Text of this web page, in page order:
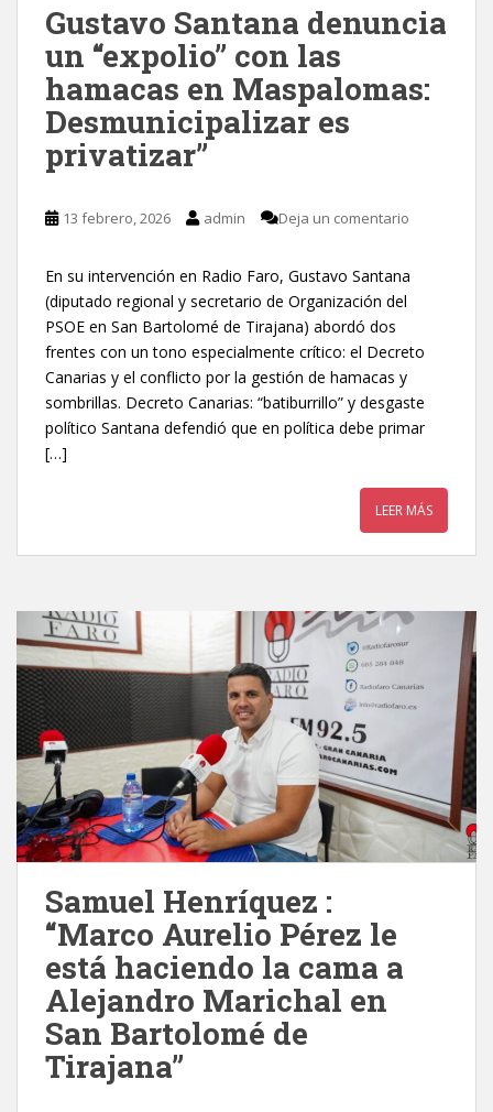
Gustavo Santana denuncia
un “expolio” con las
hamacas en Maspalomas:
Desmunicipalizar es
privatizar”
13 febrero, 2026 admin Deja un comentario
En su intervención en Radio Faro, Gustavo Santana
(diputado regional y secretario de Organización del
PSOE en San Bartolomé de Tirajana) abordó dos
frentes con un tono especialmente crítico: el Decreto
Canarias y el conflicto por la gestión de hamacas y
sombrillas. Decreto Canarias: “batiburrillo” y desgaste
político Santana defendió que en política debe primar
[…]
LEER MÁS
Samuel Henríquez :
“Marco Aurelio Pérez le
está haciendo la cama a
Alejandro Marichal en
San Bartolomé de
Tirajana”